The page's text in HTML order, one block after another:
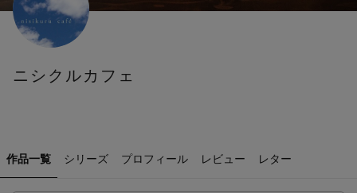
ニシクルカフェ
作品一覧 シリーズ プロフィール レビュー レター